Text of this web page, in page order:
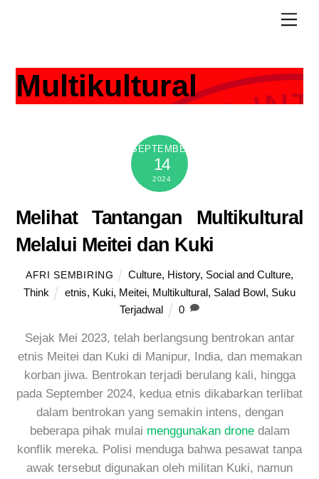
Multikultural
SEPTEMBER
14
2024
Melihat Tantangan Multikultural
Melalui Meitei dan Kuki
AFRI SEMBIRING Culture, History, Social and Culture,
Think
etnis, Kuki, Meitei, Multikultural, Salad Bowl, Suku
Terjadwal
0
Sejak Mei 2023, telah berlangsung bentrokan antar
etnis Meitei dan Kuki di Manipur, India, dan memakan
korban jiwa. Bentrokan terjadi berulang kali, hingga
pada September 2024, kedua etnis dikabarkan terlibat
dalam bentrokan yang semakin intens, dengan
beberapa pihak mulai menggunakan dronedalam
konflik mereka. Polisi menduga bahwa pesawat tanpa
awak tersebut digunakan oleh militan Kuki, namun